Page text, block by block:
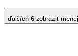
ďalších 6 zobraziť menej